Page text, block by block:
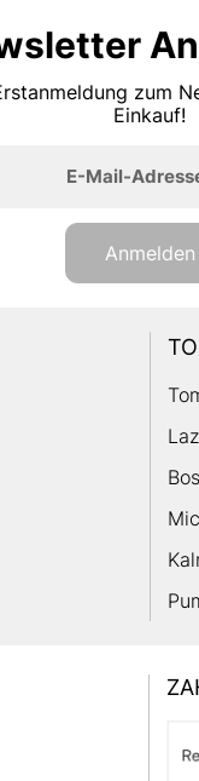
zum
Einkauf!
E-Mail-
Anmelden